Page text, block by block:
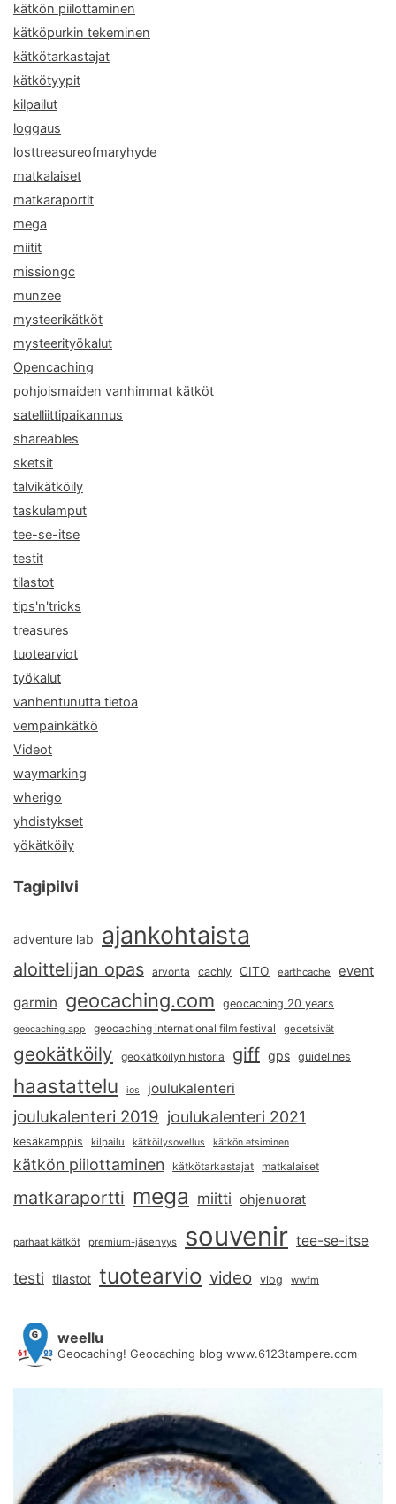
kätkön piilottaminen
kätköpurkin tekeminen
kätkötarkastajat
kätkötyypit
kilpailut
loggaus
losttreasureofmaryhyde
matkalaiset
matkaraportit
mega
miitit
missiongc
munzee
mysteerikätköt
mysteerityökalut
Opencaching
pohjoismaiden vanhimmat kätköt
satelliittipaikannus
shareables
sketsit
talvikätköily
taskulamput
tee-se-itse
testit
tilastot
tips'n'tricks
treasures
tuotearviot
työkalut
vanhentunutta tietoa
vempainkätkö
Videot
waymarking
wherigo
yhdistykset
yökätköily
Tagipilvi
adventure lab ajankohtaista
aloittelijan opas arvonta cachly CITO earthcache event
garmin geocaching.com geocaching 20 years
geocaching app geocaching international film festival geoetsivät
geokätköily geokätköilyn historia giff gps guidelines
haastattelu ios joulukalenteri
joulukalenteri 2019 joulukalenteri 2021
kesäkamppis kilpailu kätköilysovellus kätkön etsiminen
kätkön piilottaminen kätkötarkastajat matkalaiset
matkaraportti mega miitti ohjenuorat
parhaat kätköt premium-jäsenyys souvenir tee-se-itse
testi tilastot tuotearvio video vlog wwfm
weellu
Geocaching! Geocaching blog www.6123tampere.com